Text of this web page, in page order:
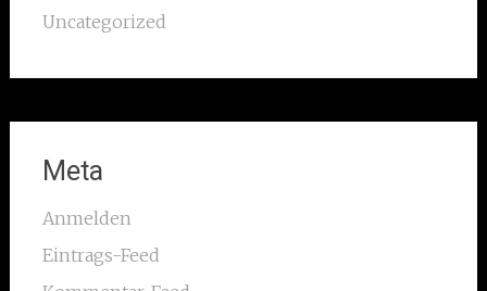
Uncategorized
Meta
Anmelden
Eintrags-Feed